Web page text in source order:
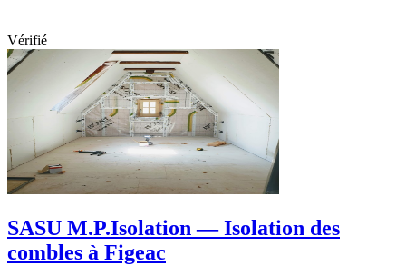
Vérifié
SASU M.P.Isolation — Isolation des
combles à Figeac